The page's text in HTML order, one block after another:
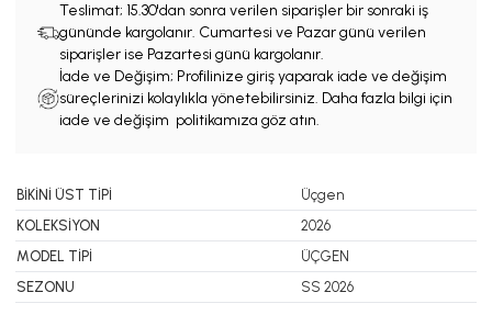
Teslimat; 15.30'dan sonra verilen siparişler bir sonraki iş
gününde kargolanır. Cumartesi ve Pazar günü verilen
siparişler ise Pazartesi günü kargolanır.
İade ve Değişim; Profilinize giriş yaparak iade ve değişim
süreçlerinizi kolaylıkla yönetebilirsiniz. Daha fazla bilgi için
iade ve değişim politikamıza göz atın.
BİKİNİ ÜST TİPİ
Üçgen
KOLEKSİYON
2026
MODEL TİPİ
ÜÇGEN
SEZONU
SS 2026